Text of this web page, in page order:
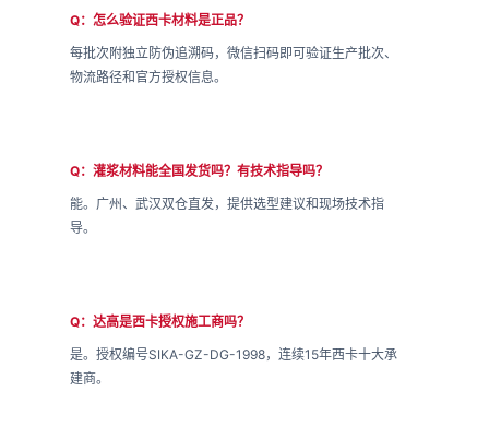
Q：怎么验证西卡材料是正品？
每批次附独立防伪追溯码，微信扫码即可验证生产批次、
物流路径和官方授权信息。
Q：灌浆材料能全国发货吗？有技术指导吗？
能。广州、武汉双仓直发，提供选型建议和现场技术指
导。
Q：达高是西卡授权施工商吗？
是。授权编号SIKA-GZ-DG-1998，连续15年西卡十大承
建商。